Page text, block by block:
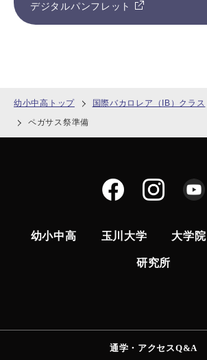
幼小中高トップ 国際バカロレア（IB）クラス
ペガサス祭準備
デジタルパンフレット
幼小中高 玉川大学 大学院
研究所
通学・アクセスQ&A